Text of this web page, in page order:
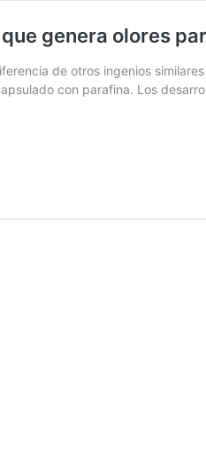
genera olores
de otros ingenios
con parafina. Los